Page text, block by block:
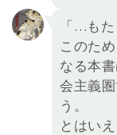
「…も
このた
なる本
会主義
う。
とはい